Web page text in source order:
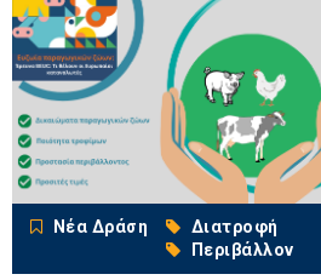
Νέα Δράση
Διατροφή
Περιβάλλον